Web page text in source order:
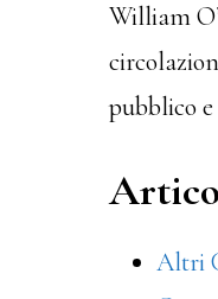
William
pubblico
Altri